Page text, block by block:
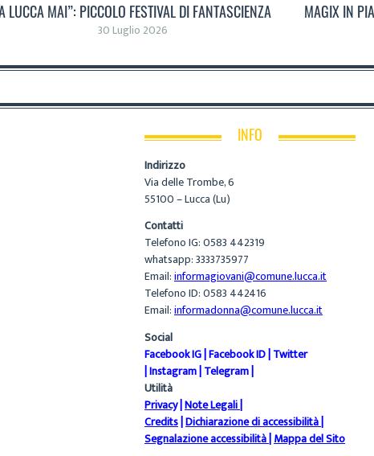
LUCCA MAI”: PICCOLO FESTIVAL DI FANTASCIENZA
30 Luglio 2026
MAGIX IN
INFO
Indirizzo
Via delle Trombe, 6
55100 – Lucca (Lu)
Contatti
Telefono IG: 0583 442319
whatsapp: 3333735977
Email:informagiovani@comune.lucca.it
Telefono ID: 0583 442416
Email:informadonna@comune.lucca.it
Social
Facebook IG|Facebook ID|Twitter
|Instagram|Telegram|
Utilità
Privacy|Note Legali|
Credits|Dichiarazione di accessibilità|
Segnalazione accessibilità|Mappa del Sito